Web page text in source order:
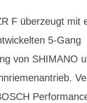
F überzeugt mit
5-Gang
von SHIMANO